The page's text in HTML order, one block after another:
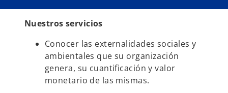
u
n
e
s
t
a
ñ
a
n
u
e
s
t
a
ñ
a
n
u
Nuestros servicios
Conocer las externalidades sociales y
ambientales que su organización
genera, su cuantificación y valor
monetario de las mismas.